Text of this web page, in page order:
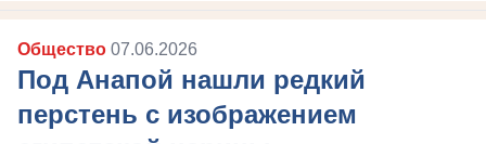
Общество 07.06.2026
Под Анапой нашли редкий
перстень с изображением